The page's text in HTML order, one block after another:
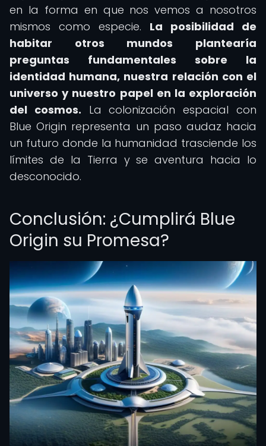
en la forma en que nos vemos a nosotros
mismos como especie. La posibilidad de
habitar otros mundos plantearía
preguntas fundamentales sobre la
identidad humana, nuestra relación con el
universo y nuestro papel en la exploración
del cosmos. La colonización espacial con
Blue Origin representa un paso audaz hacia
un futuro donde la humanidad trasciende los
límites de la Tierra y se aventura hacia lo
desconocido.
Conclusión: ¿Cumplirá Blue
Origin su Promesa?